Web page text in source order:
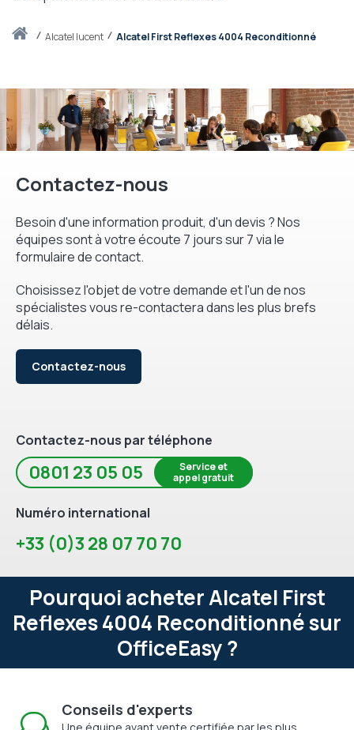
Accueilalcatel lucent Alcatel First Reflexes 4004 Reconditionné
Contactez-nous
Besoin d'une information produit, d'un devis ? Nos
équipes sont à votre écoute 7 jours sur 7 via le
formulaire de contact.
Choisissez l'objet de votre demande et l'un de nos
spécialistes vous re-contactera dans les plus brefs
délais.
Contactez-nous
Contactez-nous par téléphone
0801 23 05 05
Service et
appel gratuit
Numéro international
+33 (0)3 28 07 70 70
Pourquoi acheter Alcatel First
Reflexes 4004 Reconditionné sur
OfficeEasy ?
Conseils d'experts